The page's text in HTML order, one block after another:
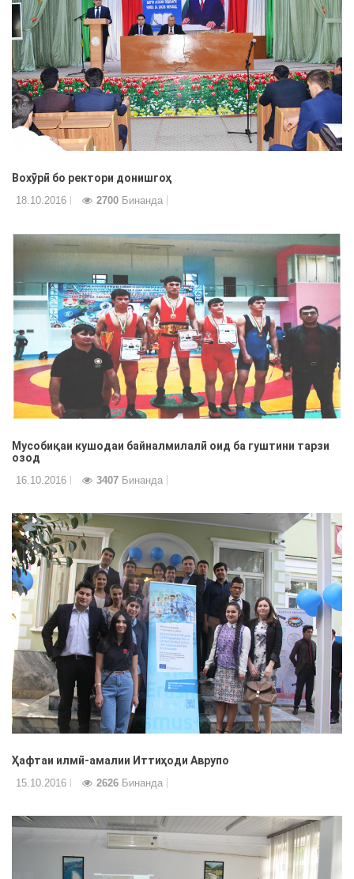
Вохȳрӣ бо ректори донишгоҳ
18.10.2016 2700 Бинанда
Мусобиқаи кушодаи байналмилалӣ оид ба гуштини тарзи
озод
16.10.2016 3407 Бинанда
Ҳафтаи илмӣ-амалии Иттиҳоди Аврупо
15.10.2016 2626 Бинанда